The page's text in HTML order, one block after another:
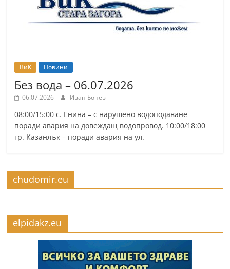
ВиК Новини
Без вода – 06.07.2026
06.07.2026 Иван Бонев
08:00/15:00 с. Енина – с нарушено водоподаване
поради авария на довеждащ водопровод. 10:00/18:00
гр. Казанлък – поради авария на ул.
chudomir.eu
elpidakz.eu